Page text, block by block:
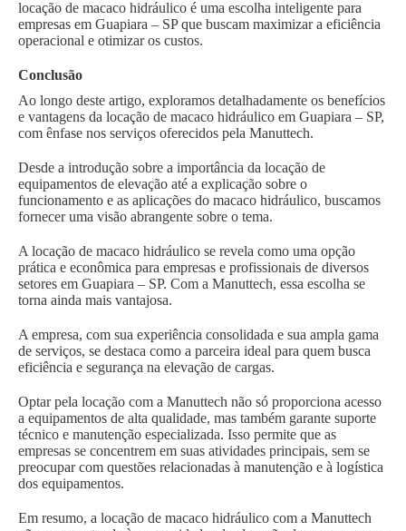
locação de macaco hidráulico é uma escolha inteligente para
empresas em Guapiara – SP que buscam maximizar a eficiência
operacional e otimizar os custos.
Conclusão
Ao longo deste artigo, exploramos detalhadamente os benefícios
e vantagens da locação de macaco hidráulico em Guapiara – SP,
com ênfase nos serviços oferecidos pela Manuttech.
Desde a introdução sobre a importância da locação de
equipamentos de elevação até a explicação sobre o
funcionamento e as aplicações do macaco hidráulico, buscamos
fornecer uma visão abrangente sobre o tema.
A locação de macaco hidráulico se revela como uma opção
prática e econômica para empresas e profissionais de diversos
setores em Guapiara – SP. Com a Manuttech, essa escolha se
torna ainda mais vantajosa.
A empresa, com sua experiência consolidada e sua ampla gama
de serviços, se destaca como a parceira ideal para quem busca
eficiência e segurança na elevação de cargas.
Optar pela locação com a Manuttech não só proporciona acesso
a equipamentos de alta qualidade, mas também garante suporte
técnico e manutenção especializada. Isso permite que as
empresas se concentrem em suas atividades principais, sem se
preocupar com questões relacionadas à manutenção e à logística
dos equipamentos.
Em resumo, a locação de macaco hidráulico com a Manuttech